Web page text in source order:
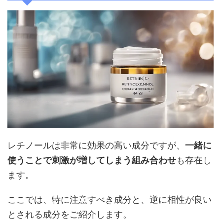
レチノールは非常に効果の高い成分ですが、 一緒に
使うことで刺激が増してしまう組み合わせも存在し
ます。
ここでは、特に注意すべき成分と、逆に相性が良い
とされる成分をご紹介します。